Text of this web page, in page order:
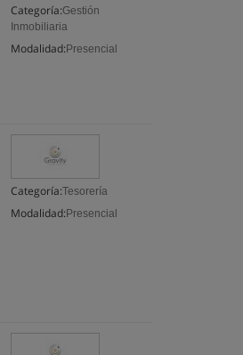
Categoría:Gestión
Inmobiliaria
Modalidad: Presencial
Categoría:Tesorería
Modalidad: Presencial